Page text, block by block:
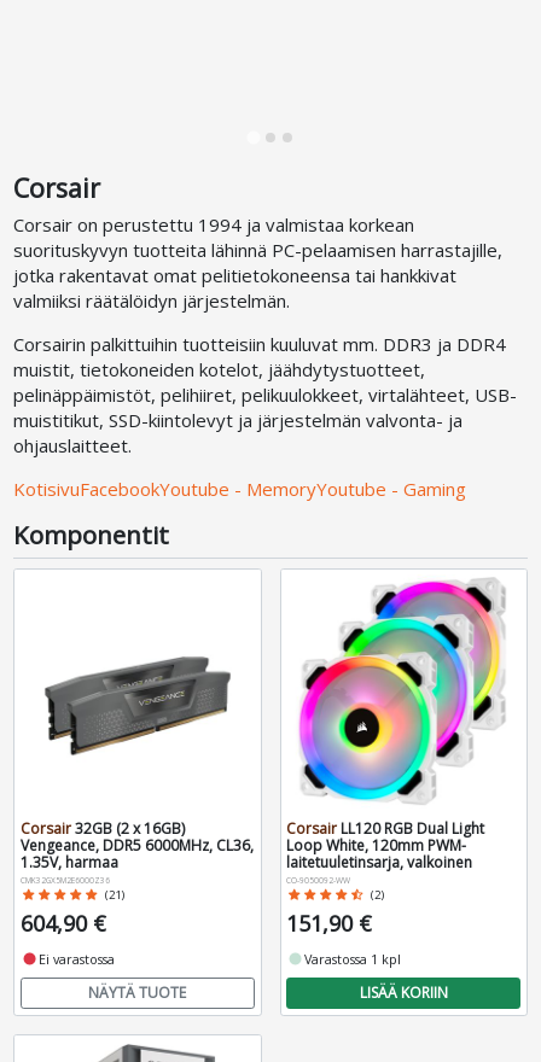
Corsair
Corsair on perustettu 1994 ja valmistaa korkean
suorituskyvyn tuotteita lähinnä PC-pelaamisen harrastajille,
jotka rakentavat omat pelitietokoneensa tai hankkivat
valmiiksi räätälöidyn järjestelmän.
Corsairin palkittuihin tuotteisiin kuuluvat mm. DDR3 ja DDR4
muistit, tietokoneiden kotelot, jäähdytystuotteet,
pelinäppäimistöt, pelihiiret, pelikuulokkeet, virtalähteet, USB-
muistitikut, SSD-kiintolevyt ja järjestelmän valvonta- ja
ohjauslaitteet.
KotisivuFacebookYoutube - MemoryYoutube - Gaming
Komponentit
Corsair32GB (2 x 16GB)
Vengeance, DDR5 6000MHz, CL36,
1.35V, harmaa
CMK32GX5M2E6000Z36
star star star star star (21)
604,90 €
fiber_manual_record Ei varastossa
NÄYTÄ TUOTE
Corsair LL120 RGB Dual Light
Loop White, 120mm PWM-
laitetuuletinsarja, valkoinen
CO-9050092-WW
star star star star star_half (2)
151,90 €
fiber_manual_recordVarastossa 1 kpl
LISÄÄ KORIIN